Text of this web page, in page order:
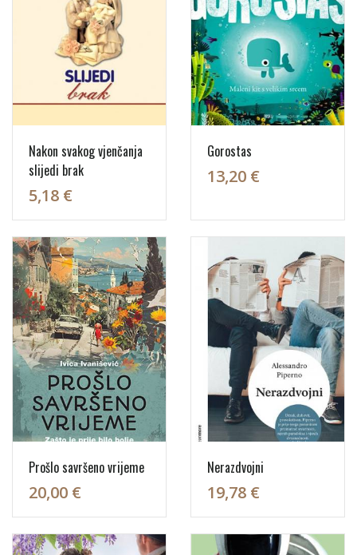
Nakon svakog vjenčanja
slijedi brak
5,18 €
Gorostas
13,20 €
Prošlo savršeno vrijeme
20,00 €
Nerazdvojni
19,78 €